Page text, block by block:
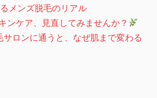
メンズ脱毛のリアル
ンケア、見直してみませんか？
サロンに通うと、なぜ肌まで変わる